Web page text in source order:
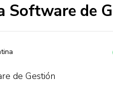
Software de
de Gestión